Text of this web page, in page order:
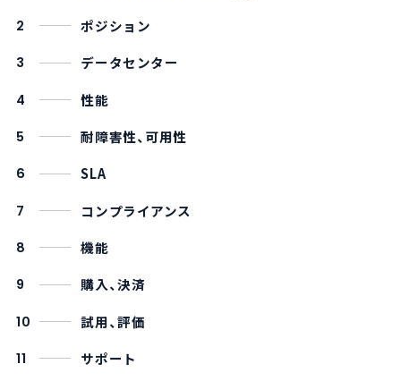
2 ポジション
3 データセンター
4 性能
5 耐障害性、可用性
6 SLA
7 コンプライアンス
8 機能
9 購入、決済
10 試用、評価
11 サポート